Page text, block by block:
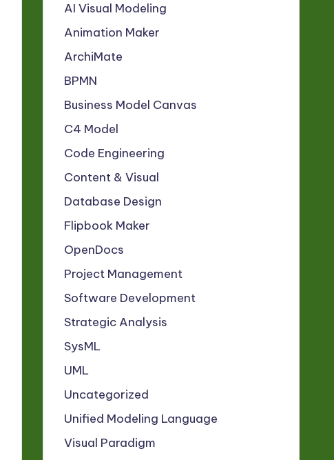
AI Visual Modeling
Animation Maker
ArchiMate
BPMN
Business Model Canvas
C4 Model
Code Engineering
Content & Visual
Database Design
Flipbook Maker
OpenDocs
Project Management
Software Development
Strategic Analysis
SysML
UML
Uncategorized
Unified Modeling Language
Visual Paradigm